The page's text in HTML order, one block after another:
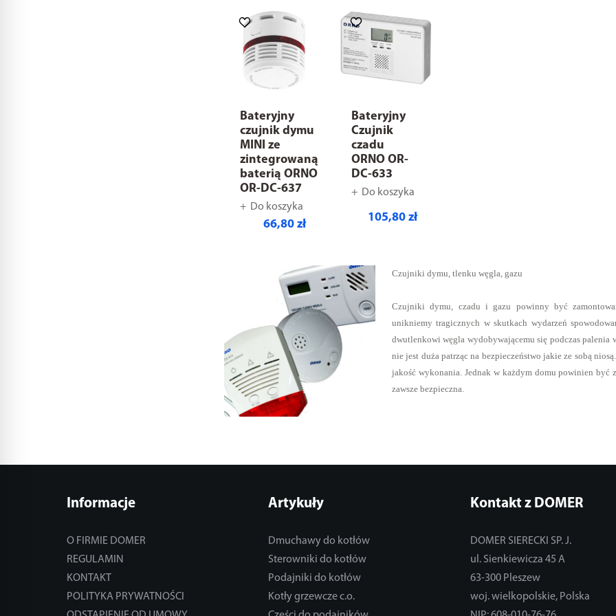
Bateryjny
czujnik dymu
MINI ze
zintegrowaną
baterią ORNO
OR-DC-637
Do koszyka
66,80 zł
Bateryjny
Czujnik
czadu
ORNO OR-
DC-633
Do koszyka
105,80 zł
Czujniki dymu, tlenku węgla, gazu
Czujniki dymu, czadu i gazu powinny być
unikniemy tragicznych w skutkach wydarzeń
dwutlenkowi węgla wydobywającemu się podczas
nie jest duża patrząc na bezpieczeństwo jakie ze sobą
jakość wykonania. Jednak w każdym domu powinien
zawsze bezpieczna.
Informacje
O FIRMIE DOMER
REGULAMIN
KONTAKT
POLITYKA PRYWATNOŚCI
Artykuły
Dmuchawy do kotłów
Sterowniki do kotłów
Podajniki do kotłów
Kotły grzewcze c.o.
Kontakt z DOMER
DOMER SIERECKI SP. J.
ul. Sienkiewicza 45 A
63-300 Pleszew
woj. wielkopolskie, Polska